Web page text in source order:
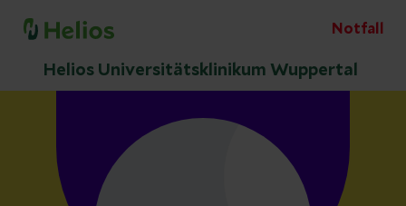
Notfall
Helios Universitätsklinikum Wuppertal